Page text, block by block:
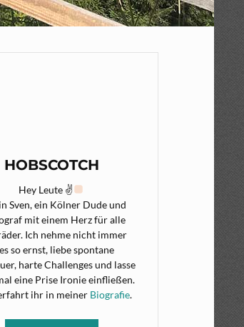
HOBSCOTCH
Hey Leute ✌
Sven, ein Kölner Dude und
mit einem Herz für alle
Ich nehme nicht immer
so ernst, liebe spontane
harte Challenges und lasse
eine Prise Ironie einfließen.
ihr in meiner Biografie.